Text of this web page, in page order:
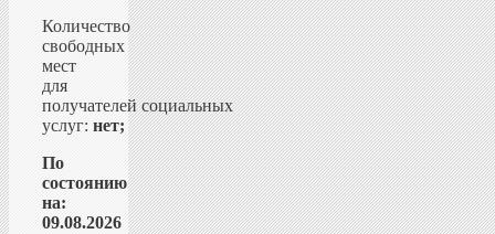
Количество
свободных
мест
для
получателей социальных
услуг: нет;
По
состоянию
на:
09.08.2026